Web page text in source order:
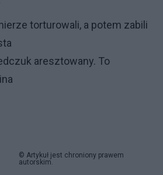
torturowali, a potem zabili
aresztowany. To
© Artykuł jest chroniony prawem
autorskim.